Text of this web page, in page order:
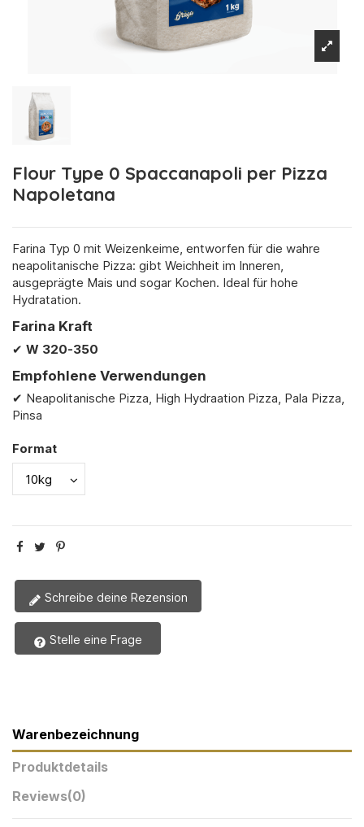
Flour Type 0 Spaccanapoli per Pizza
Napoletana
Farina Typ 0 mit Weizenkeime, entworfen für die wahre
neapolitanische Pizza: gibt Weichheit im Inneren,
ausgeprägte Mais und sogar Kochen. Ideal für hohe
Hydratation.
Farina Kraft
✔ W 320-350
Empfohlene Verwendungen
✔ Neapolitanische Pizza, High Hydraation Pizza, Pala Pizza,
Pinsa
Format
Schreibe deine Rezension
Stelle eine Frage
Warenbezeichnung
Produktdetails
Reviews(0)